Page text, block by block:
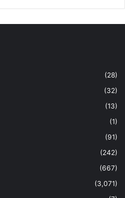
(28)
(32)
(13)
(1)
(91)
(242)
(667)
(3,071)